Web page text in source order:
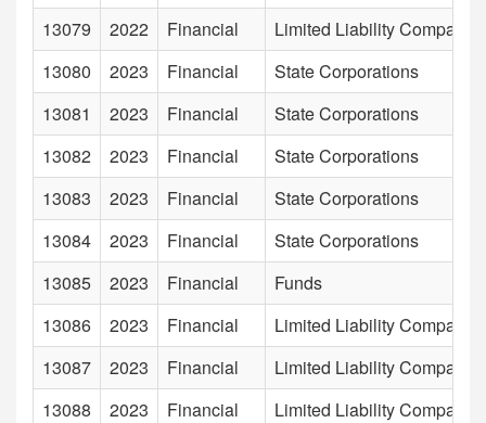
13079
2022 Financial
Limited Liability
13080
2023 Financial
State Corporations
13081
2023 Financial
State Corporations
13082
2023 Financial
State Corporations
13083
2023 Financial
State Corporations
13084
2023 Financial
State Corporations
13085
2023 Financial
Funds
13086
2023 Financial
Limited Liability
13087
2023 Financial
Limited Liability
13088
2023 Financial Limited Liability